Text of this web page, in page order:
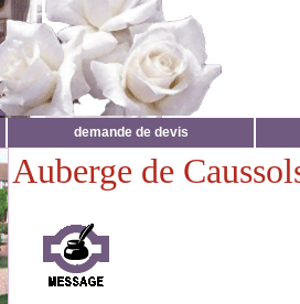
demande de devis
Auberge de